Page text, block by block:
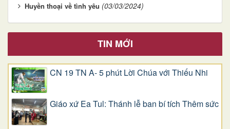
Huyền thoại về tình yêu (03/03/2024)
TIN MỚI
CN 19 TN A- 5 phút Lời Chúa với Thiếu Nhi
Giáo xứ Ea Tul: Thánh lễ ban bí tích Thêm sức